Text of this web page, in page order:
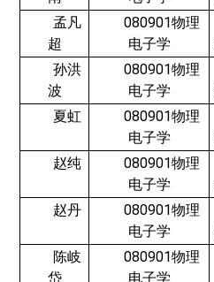
孟凡
超
080901物理
电子学
孙洪
波
080901物理
电子学
夏虹
080901物理
电子学
赵纯
080901物理
电子学
赵丹
080901物理
电子学
陈岐
岱
080901物理
电子学